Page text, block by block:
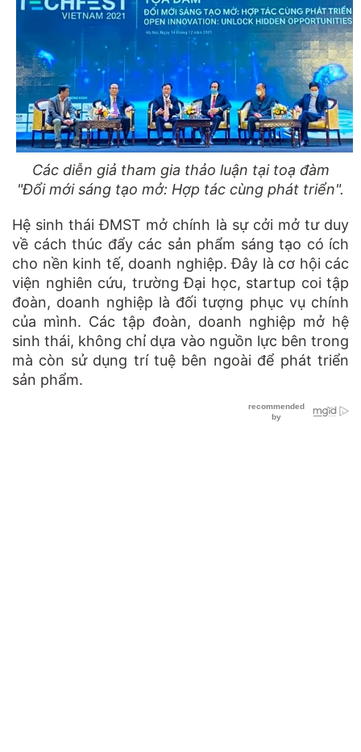
Các diễn giả tham gia thảo luận tại toạ đàm
"Đổi mới sáng tạo mở: Hợp tác cùng phát triển".
Hệ sinh thái ĐMST mở chính là sự cởi mở tư duy
về cách thúc đẩy các sản phẩm sáng tạo có ích
cho nền kinh tế, doanh nghiệp. Đây là cơ hội các
viện nghiên cứu, trường Đại học, startup coi tập
đoàn, doanh nghiệp là đối tượng phục vụ chính
của mình. Các tập đoàn, doanh nghiệp mở hệ
sinh thái, không chỉ dựa vào nguồn lực bên trong
mà còn sử dụng trí tuệ bên ngoài để phát triển
sản phẩm.